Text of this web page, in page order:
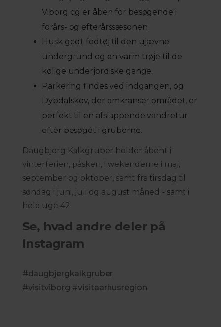
Viborg og er åben for besøgende i
forårs- og efterårssæsonen.
Husk godt fodtøj til den ujævne
undergrund og en varm trøje til de
kølige underjordiske gange.
Parkering findes ved indgangen, og
Dybdalskov, der omkranser området, er
perfekt til en afslappende vandretur
efter besøget i gruberne.
Daugbjerg Kalkgruber holder åbent i
vinterferien, påsken, i wekenderne i maj,
september og oktober, samt fra tirsdag til
søndag i juni, juli og august måned - samt i
hele uge 42.
Se, hvad andre deler på
Instagram
#daugbjergkalkgruber
#visitviborg #visitaarhusregion